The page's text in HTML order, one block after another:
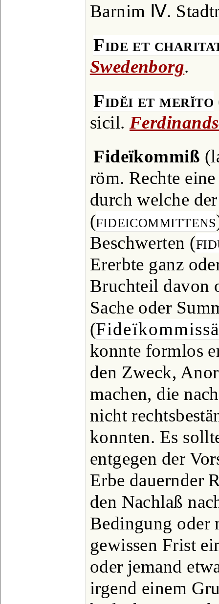
Barnim Ⅳ.
Fide et
Swedenborg.
Fidĕi et merĭto
sicil.
Fideïkommiß
röm. Rechte
durch welche
(fideicommittens
Beschwerten (
Ererbte ganz
Bruchteil davon
Sache oder
(
konnte formlos
den Zweck,
machen, die
nicht
konnten. Es
entgegen der
Erbe dauernder
den Nachlaß
Bedingung oder
gewissen Frist
oder jemand
irgend einem